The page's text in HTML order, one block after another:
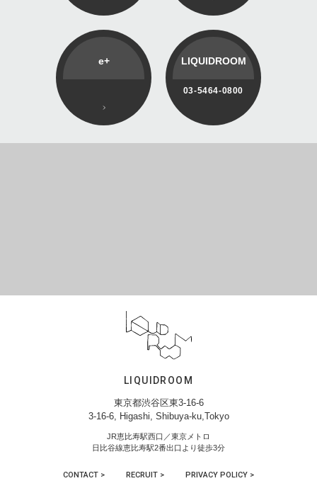
e+ LIQUIDROOM
03-5464-0800
LIQUIDROOM
東京都渋谷区東3-16-6
3-16-6, Higashi, Shibuya-ku,Tokyo
JR恵比寿駅西口／東京メトロ
日比谷線恵比寿駅2番出口より徒歩3分
CONTACT > RECRUIT > PRIVACY POLICY >